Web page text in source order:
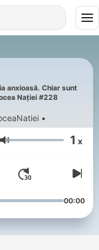
anxioasă. Chiar sunt
Nației #228
& Friends #VoceaNatiei ▪️
Volum 1 x
00:00